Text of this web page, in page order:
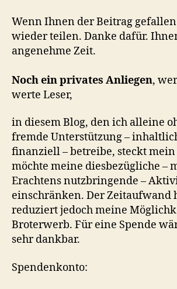
Wenn Ihnen der Beitrag
wieder teilen. Danke dafür.
angenehme Zeit.
Noch ein privates Anliegen,
werte Leser,
in diesem Blog, den ich alleine
fremde Unterstützung –
finanziell – betreibe, steckt
möchte meine diesbezügliche –
Erachtens nutzbringende –
einschränken. Der Zeitaufwand
reduziert jedoch meine
Broterwerb. Für eine Spende
sehr dankbar.
Spendenkonto: